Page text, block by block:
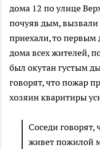
дома 12 по улице
почуяв дым, вызвали
приехали, то первым
дома всех жителей,
был окутан густым
говорят, что пожар
хозяин кваритиры
Соседи говорят,
живет пожилой